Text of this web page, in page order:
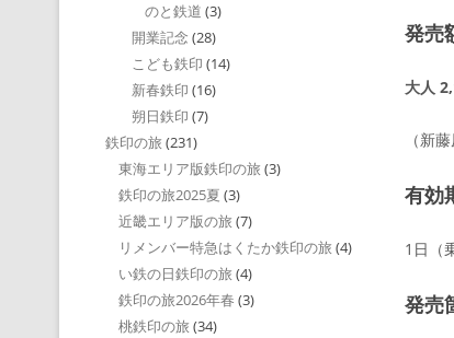
発売
大人
（新
有効
1日（
発売
のと鉄道 (3)
開業記念 (28)
こども鉄印 (14)
新春鉄印 (16)
朔日鉄印 (7)
鉄印の旅 (231)
東海エリア版鉄印の旅 (3)
鉄印の旅2025夏 (3)
近畿エリア版の旅 (7)
リメンバー特急はくたか鉄印の旅 (4)
い鉄の日鉄印の旅 (4)
鉄印の旅2026年春 (3)
桃鉄印の旅 (34)